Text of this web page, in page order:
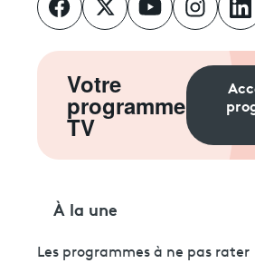
Votre
programme
TV
À la une
Les programmes à ne pas rater